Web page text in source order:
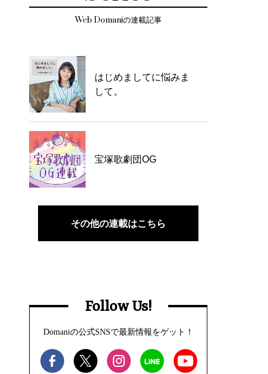
Web Domaniの連載記事
はじめましてに悩みま
して。
宝塚歌劇団OG
その他の連載はこちら
Follow Us!
Domaniの公式SNSで最新情報をゲット！